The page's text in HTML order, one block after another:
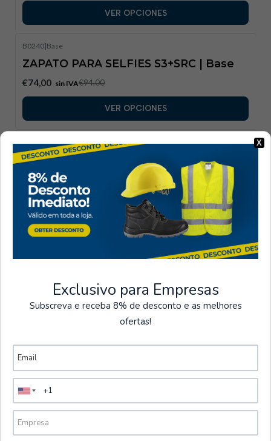
VER OPCIONES
B0240|Base
ZAPATO PARA SELFIES S3+SRC | Base
€74,00 sin IVA€94,00
VER OPCIONES
-22%DESCUENTO
Zapato base Attitude S1PL FO SR
€69,30 sin IVA
VER OPCIONES
PROMOCIONES
Ofertas exclusivas del 1 de julio al
30 de agosto.
Entrega en 24 a 48
horas.
Todos los pagos en la
X
Exclusivo para Empresas
Subscreva e receba 8% de desconto e as melhores
ofertas!